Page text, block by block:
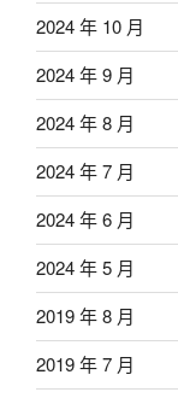
2024 年 10 月
2024 年 9 月
2024 年 8 月
2024 年 7 月
2024 年 6 月
2024 年 5 月
2019 年 8 月
2019 年 7 月